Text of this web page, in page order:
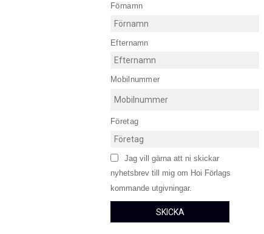
Förnamn
Efternamn
Mobilnummer
Företag
Jag vill gärna att ni skickar
nyhetsbrev till mig om Hoi Förlags
kommande utgivningar.
SKICKA